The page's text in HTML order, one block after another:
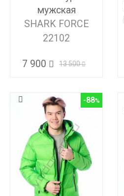
мужская
SHARK FORCE
22102
7 900 13 500
-88